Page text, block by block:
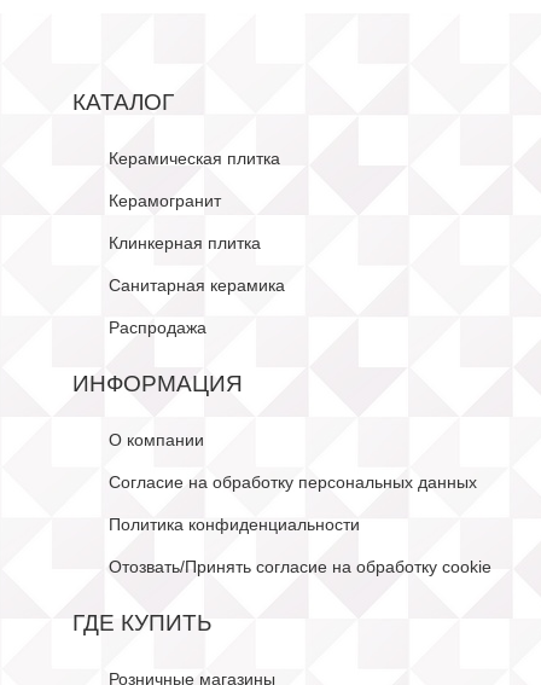
КАТАЛОГ
Керамическая плитка
Керамогранит
Клинкерная плитка
Санитарная керамика
Распродажа
ИНФОРМАЦИЯ
О компании
Согласие на обработку персональных данных
Политика конфиденциальности
Отозвать/Принять согласие на обработку cookie
ГДЕ КУПИТЬ
Розничные магазины